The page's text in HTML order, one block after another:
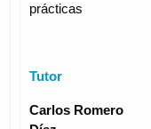
prácticas
Tutor
Carlos Romero